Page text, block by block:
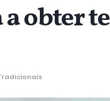
obter